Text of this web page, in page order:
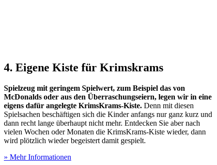
4. Eigene Kiste für Krimskrams
Spielzeug mit geringem Spielwert, zum Beispiel das von
McDonalds oder aus den Überraschungseiern, legen wir in eine
eigens dafür angelegte KrimsKrams-Kiste. Denn mit diesen
Spielsachen beschäftigen sich die Kinder anfangs nur ganz kurz und
dann recht lange überhaupt nicht mehr. Entdecken Sie aber nach
vielen Wochen oder Monaten die KrimsKrams-Kiste wieder, dann
wird plötzlich wieder begeistert damit gespielt.
» Mehr Informationen